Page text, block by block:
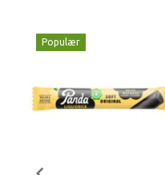
Populær